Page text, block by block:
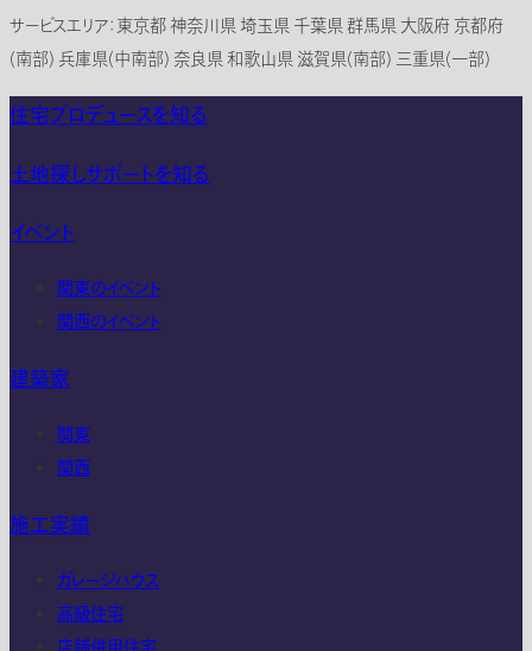
サービスエリア：東京都 神奈川県 埼玉県 千葉県 群馬県 大阪府 京都府
(南部) 兵庫県(中南部) 奈良県 和歌山県 滋賀県(南部) 三重県(一部)
住宅プロデュースを知る
土地探しサポートを知る
イベント
関東のイベント
関西のイベント
建築家
関東
関西
施工実績
ガレージハウス
高級住宅